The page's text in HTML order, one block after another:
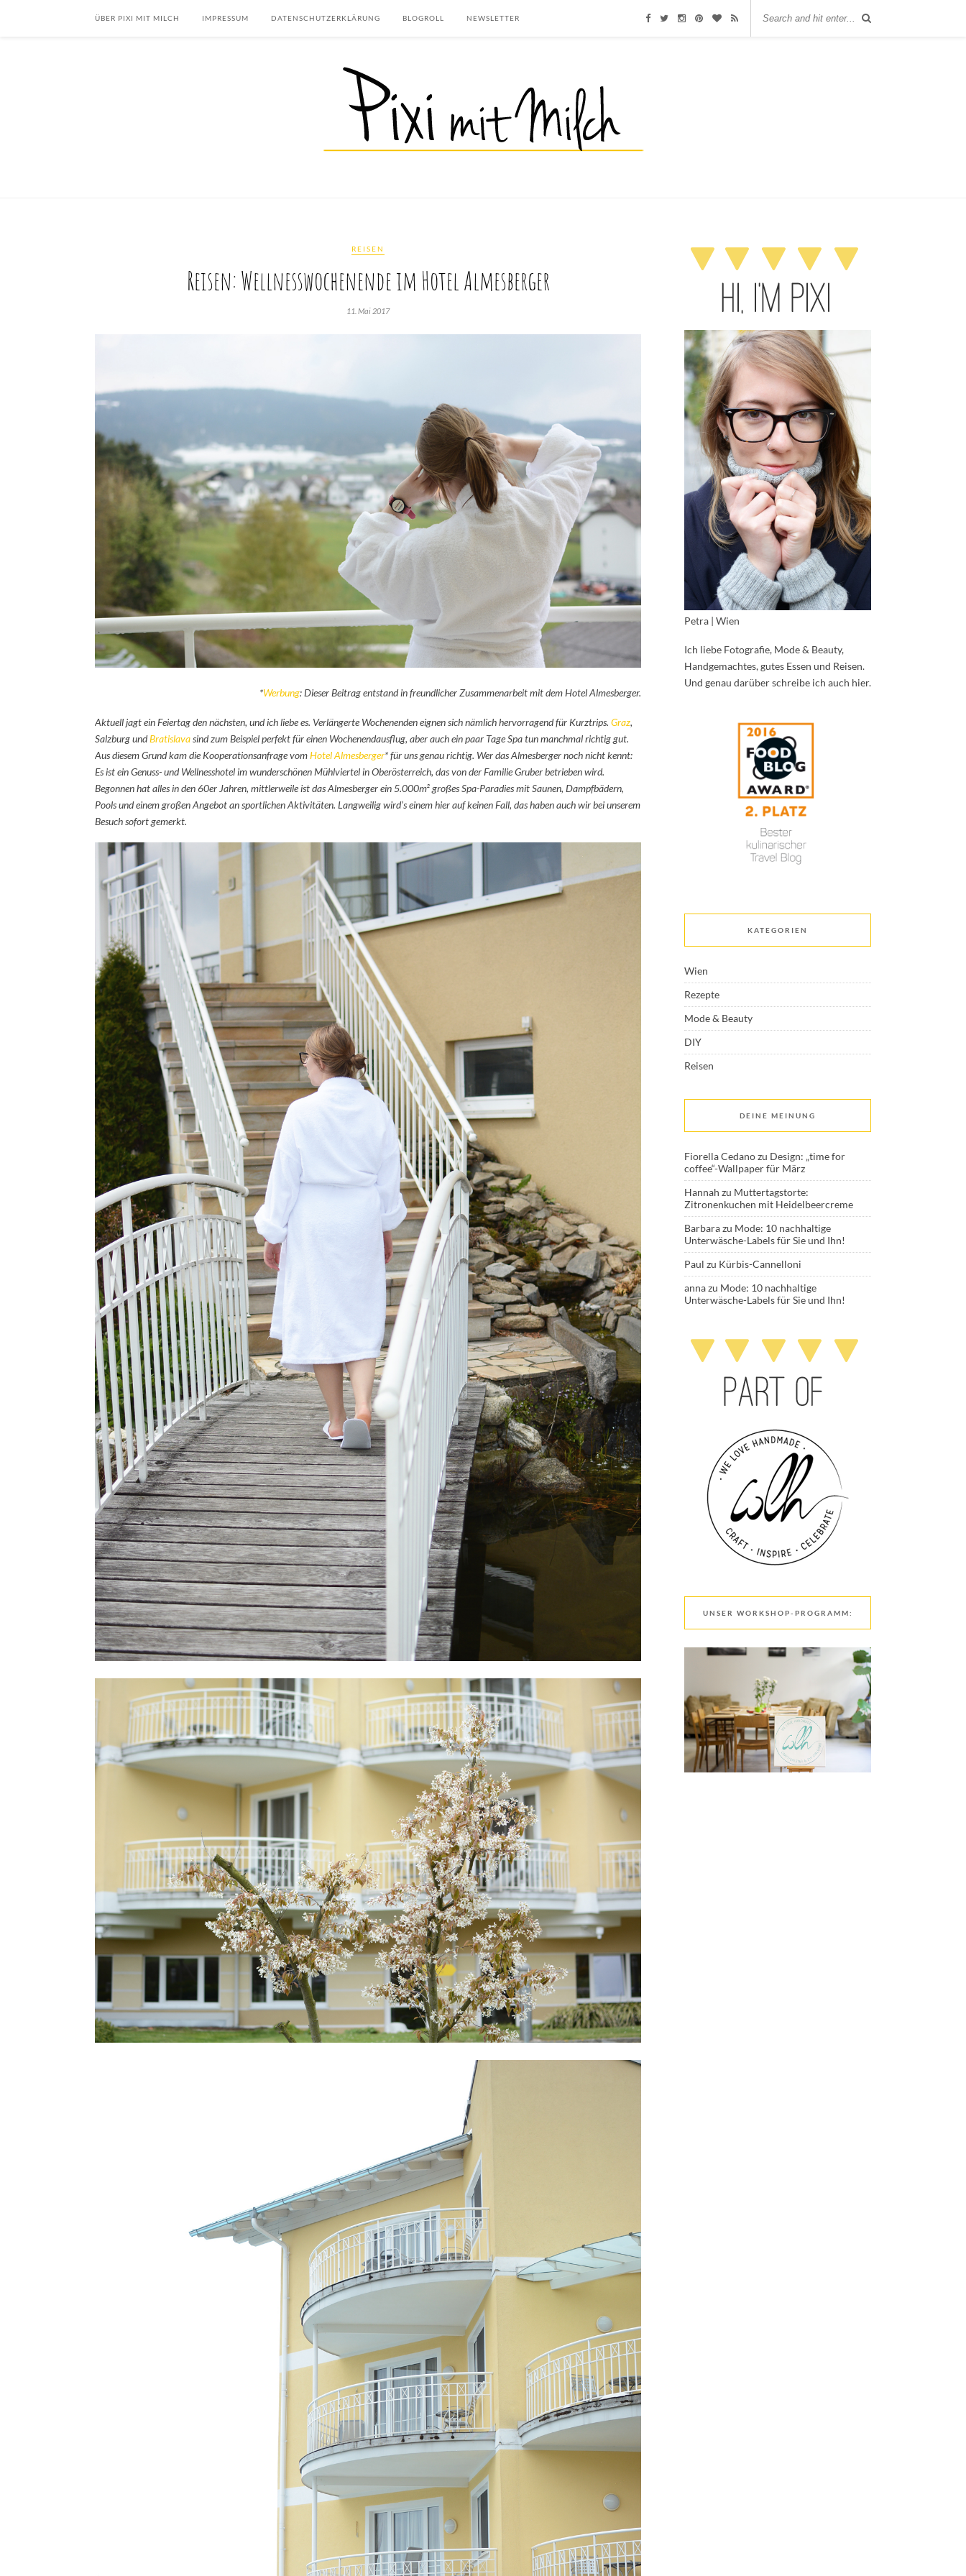
ÜBER PIXI MIT MILCH IMPRESSUM DATENSCHUTZERKLÄRUNG BLOGROLL NEWSLETTER
REISEN
Reisen: Wellnesswochenende im Hotel Almesberger
11. Mai 2017
*Werbung:Dieser Beitrag entstand in freundlicher Zusammenarbeit mit dem Hotel Almesberger.
Aktuell jagt ein Feiertag den nächsten, und ich liebe es. Verlängerte Wochenenden eignen sich nämlich hervorragend für Kurztrips. Graz,
Salzburg undBratislavasind zum Beispiel perfekt für einen Wochenendausflug, aber auch ein paar Tage Spa tun manchmal richtig gut.
Aus diesem Grund kam die Kooperationsanfrage vomHotel Almesberger* für uns genau richtig. Wer das Almesberger noch nicht kennt:
Es ist ein Genuss- und Wellnesshotel im wunderschönen Mühlviertel in Oberösterreich, das von der Familie Gruber betrieben wird.
Begonnen hat alles in den 60er Jahren, mittlerweile ist das Almesberger ein 5.000m² großes Spa-Paradies mit Saunen, Dampfbädern,
Pools und einem großen Angebot an sportlichen Aktivitäten. Langweilig wird’s einem hier auf keinen Fall, das haben auch wir bei unserem
Besuch sofort gemerkt.
Petra | Wien
Ich liebe Fotografie, Mode & Beauty,
Handgemachtes, gutes Essen und Reisen.
Und genau darüber schreibe ich auch hier.
KATEGORIEN
Wien
Rezepte
Mode & Beauty
DIY
Reisen
DEINE MEINUNG
Fiorella Cedanozu Design: „time for
coffee“-Wallpaper für März
Hannah zu Muttertagstorte:
Zitronenkuchen mit Heidelbeercreme
Barbarazu Mode: 10 nachhaltige
Unterwäsche-Labels für Sie und Ihn!
Paul zu Kürbis-Cannelloni
annazu Mode: 10 nachhaltige
Unterwäsche-Labels für Sie und Ihn!
UNSER WORKSHOP-PROGRAMM: